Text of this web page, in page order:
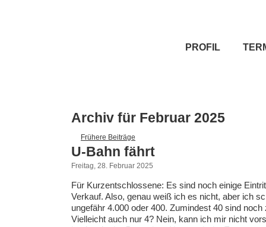
PROFIL
Archiv für Februar 2025
Frühere Beiträge
U-Bahn fährt
Freitag, 28. Februar 2025
Für Kurzentschlossene: Es sind noch einige
Verkauf. Also, genau weiß ich es nicht, aber ich
ungefähr 4.000 oder 400. Zumindest 40 sind noch
Vielleicht auch nur 4? Nein, kann ich mir nicht